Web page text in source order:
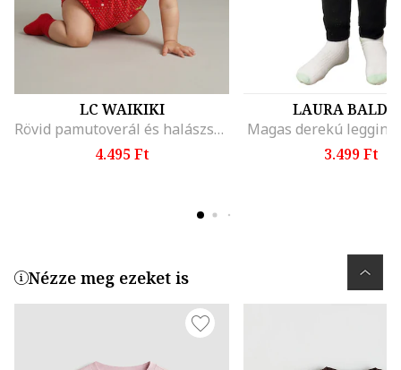
LC WAIKIKI
Rövid pamutoverál és halászsapka szett, Piros/Limezöld
4.495 Ft
LAURA
Magas derekú
3.499 Ft
Nézze meg ezeket is